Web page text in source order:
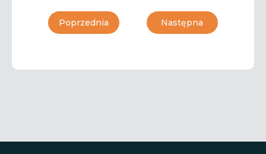
Poprzednia Następna